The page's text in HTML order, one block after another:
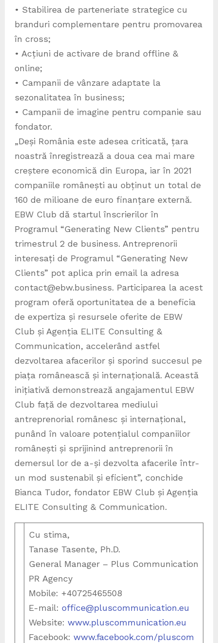
• Stabilirea de parteneriate strategice cu
branduri complementare pentru promovarea
în cross;
• Acțiuni de activare de brand offline &
online;
• Campanii de vânzare adaptate la
sezonalitatea în business;
• Campanii de imagine pentru companie sau
fondator.
„Deși România este adesea criticată, țara
noastră înregistrează a doua cea mai mare
creștere economică din Europa, iar în 2021
companiile românești au obținut un total de
160 de milioane de euro finanțare externă.
EBW Club dă startul înscrierilor în
Programul “Generating New Clients” pentru
trimestrul 2 de business. Antreprenorii
interesați de Programul “Generating New
Clients” pot aplica prin email la adresa
contact@ebw.business. Participarea la acest
program oferă oportunitatea de a beneficia
de expertiza și resursele oferite de EBW
Club și Agenția ELITE Consulting &
Communication, accelerând astfel
dezvoltarea afacerilor și sporind succesul pe
piața românească și internațională. Această
inițiativă demonstrează angajamentul EBW
Club față de dezvoltarea mediului
antreprenorial românesc și internațional,
punând în valoare potențialul companiilor
românești și sprijinind antreprenorii în
demersul lor de a-și dezvolta afacerile într-
un mod sustenabil și eficient”, conchide
Bianca Tudor, fondator EBW Club și Agenția
ELITE Consulting & Communication.
Cu stima,
Tanase Tasente, Ph.D.
General Manager – Plus Communication
PR Agency
Mobile: +40725465508
E-mail: office@pluscommunication.eu
Website: www.pluscommunication.eu
Facebook: www.facebook.com/pluscom